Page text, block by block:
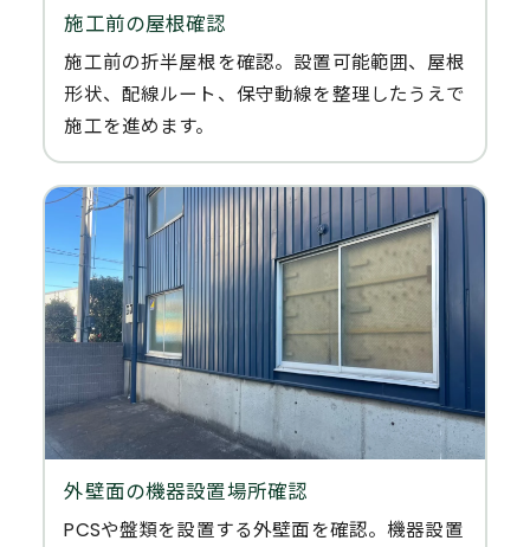
施工前の屋根確認
施工前の折半屋根を確認。設置可能範囲、屋根
形状、配線ルート、保守動線を整理したうえで
施工を進めます。
外壁面の機器設置場所確認
PCSや盤類を設置する外壁面を確認。機器設置